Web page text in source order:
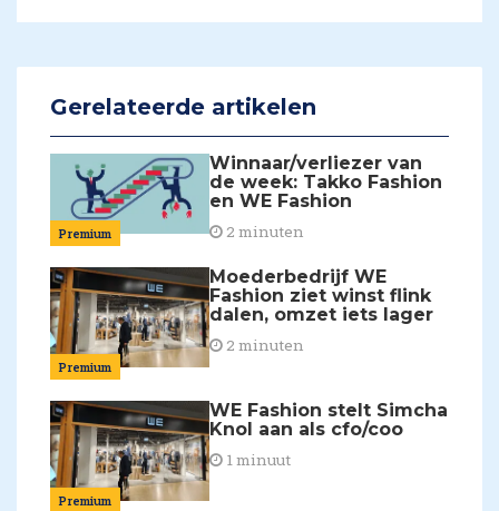
Gerelateerde artikelen
Premium
Winnaar/verliezer van
de week: Takko Fashion
en WE Fashion
2 minuten
Premium
Moederbedrijf WE
Fashion ziet winst flink
dalen, omzet iets lager
2 minuten
Premium
WE Fashion stelt Simcha
Knol aan als cfo/coo
1 minuut